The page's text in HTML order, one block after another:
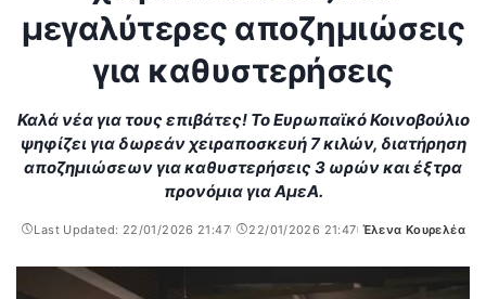
μεγαλύτερες αποζημιώσεις
για καθυστερήσεις
Καλά νέα για τους επιβάτες! Το Ευρωπαϊκό Κοινοβούλιο
ψηφίζει για δωρεάν χειραποσκευή 7 κιλών, διατήρηση
αποζημιώσεων για καθυστερήσεις 3 ωρών και έξτρα
προνόμια για ΑμεΑ.
Last Updated: 22/01/2026 21:47 22/01/2026 21:47
Posted
Έλενα Κουρελέα